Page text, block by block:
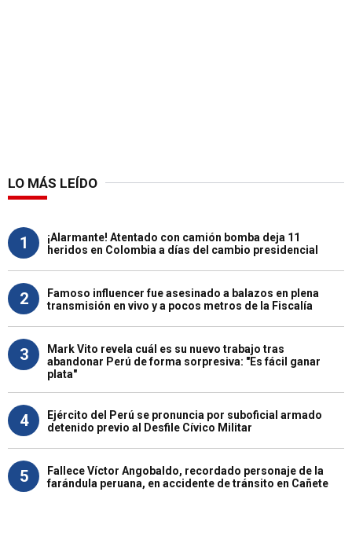
LO MÁS LEÍDO
1
¡Alarmante! Atentado con camión bomba deja 11
heridos en Colombia a días del cambio presidencial
2
Famoso influencer fue asesinado a balazos en plena
transmisión en vivo y a pocos metros de la Fiscalía
3
Mark Vito revela cuál es su nuevo trabajo tras
abandonar Perú de forma sorpresiva: "Es fácil ganar
plata"
4
Ejército del Perú se pronuncia por suboficial armado
detenido previo al Desfile Cívico Militar
5
Fallece Víctor Angobaldo, recordado personaje de la
farándula peruana, en accidente de tránsito en Cañete